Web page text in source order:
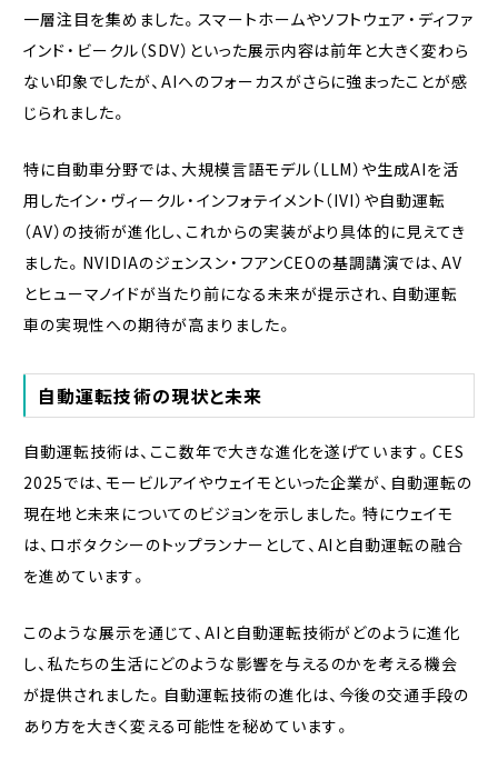
一層注目を集めました。スマートホームやソフトウェア・ディファ
インド・ビークル（SDV）といった展示内容は前年と大きく変わら
ない印象でしたが、AIへのフォーカスがさらに強まったことが感
じられました。
特に自動車分野では、大規模言語モデル（LLM）や生成AIを活
用したイン・ヴィークル・インフォテイメント（IVI）や自動運転
（AV）の技術が進化し、これからの実装がより具体的に見えてき
ました。NVIDIAのジェンスン・フアンCEOの基調講演では、AV
とヒューマノイドが当たり前になる未来が提示され、自動運転
車の実現性への期待が高まりました。
自動運転技術の現状と未来
自動運転技術は、ここ数年で大きな進化を遂げています。CES
2025では、モービルアイやウェイモといった企業が、自動運転の
現在地と未来についてのビジョンを示しました。特にウェイモ
は、ロボタクシーのトップランナーとして、AIと自動運転の融合
を進めています。
このような展示を通じて、AIと自動運転技術がどのように進化
し、私たちの生活にどのような影響を与えるのかを考える機会
が提供されました。自動運転技術の進化は、今後の交通手段の
あり方を大きく変える可能性を秘めています。